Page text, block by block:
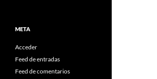
META
Acceder
Feed de entradas
Feed de comentarios